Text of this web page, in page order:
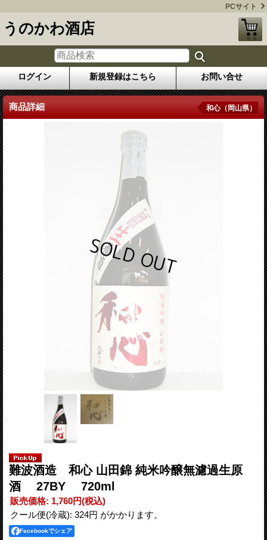
PCサイト
うのかわ酒店
ログイン 新規登録はこちら お問い合せ
商品詳細 和心（岡山県）
難波酒造 和心 山田錦 純米吟醸無濾過生原
酒 27BY 720ml
販売価格: 1,760円(税込)
クール便(冷蔵): 324円 がかかります。
Facebookでシェア